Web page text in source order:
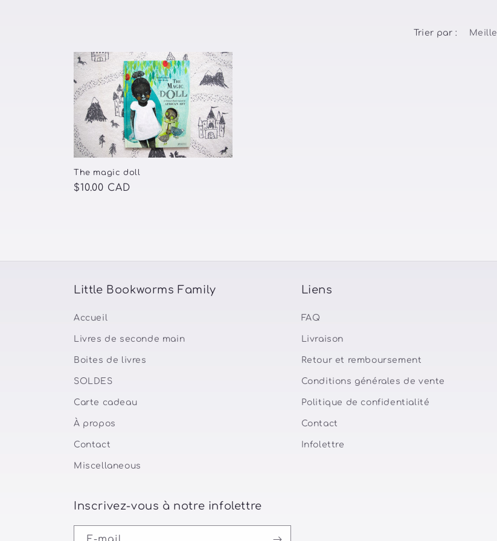
l
e
c
t
i
:
Trier par :
The magic doll
Prix
$10.00 CAD
Little Bookworms Family
Accueil
Livres de seconde main
Boites de livres
SOLDES
Carte cadeau
À propos
Contact
Miscellaneous
Liens
FAQ
Livraison
Retour et remboursement
Conditions générales de vente
Politique de confidentialité
Contact
Infolettre
Inscrivez-vous à notre infolettre